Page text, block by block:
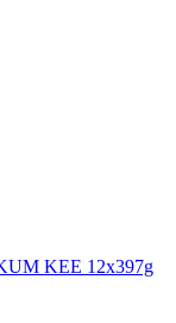
KEE 12x397g